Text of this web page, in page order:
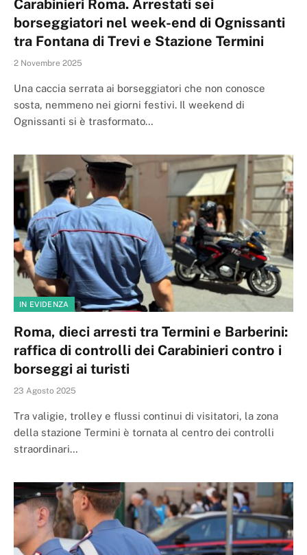
Carabinieri Roma. Arrestati sei
borseggiatori nel week-end di Ognissanti
tra Fontana di Trevi e Stazione Termini
2 Novembre 2025
Una caccia serrata ai borseggiatori che non conosce
sosta, nemmeno nei giorni festivi. Il weekend di
Ognissanti si è trasformato…
IN EVIDENZA
Roma, dieci arresti tra Termini e Barberini:
raffica di controlli dei Carabinieri contro i
borseggi ai turisti
23 Agosto 2025
Tra valigie, trolley e flussi continui di visitatori, la zona
della stazione Termini è tornata al centro dei controlli
straordinari…